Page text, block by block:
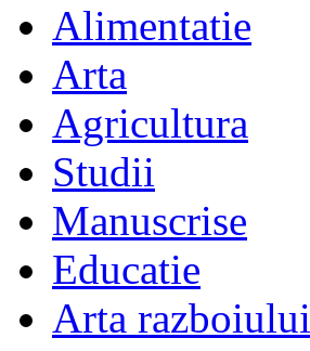
Alimentatie
Arta
Agricultura
Studii
Manuscrise
Educatie
Arta razboiului